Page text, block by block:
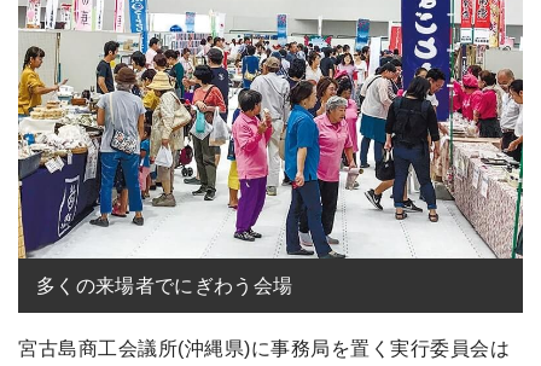
多くの来場者でにぎわう会場
宮古島商工会議所(沖縄県)に事務局を置く実行委員会は